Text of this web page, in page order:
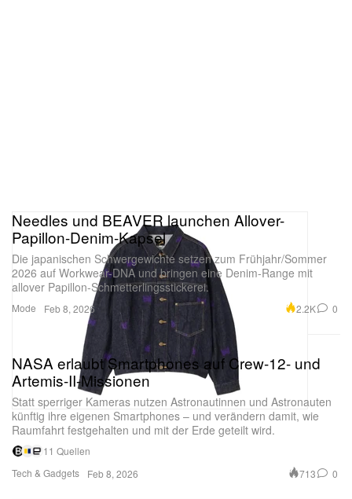
Ein Beitrag, geteilt von Bitmap Books (@bitmapbooks)
Mode
Needles und BEAVER launchen Allover-
Papillon-Denim-Kapsel
Die japanischen Schwergewichte setzen zum Frühjahr/Sommer
2026 auf Workwear-DNA und bringen eine Denim-Range mit
allover Papillon-Schmetterlingsstickerei.
Feb 8, 2026 2.2K 0
Tech & Gadgets
NASA erlaubt Smartphones auf Crew-12- und
Artemis-II-Missionen
Statt sperriger Kameras nutzen Astronautinnen und Astronauten
künftig ihre eigenen Smartphones – und verändern damit, wie
Raumfahrt festgehalten und mit der Erde geteilt wird.
11 Quellen
Feb 8, 2026
713 0